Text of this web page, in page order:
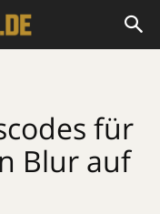
für
Blur auf